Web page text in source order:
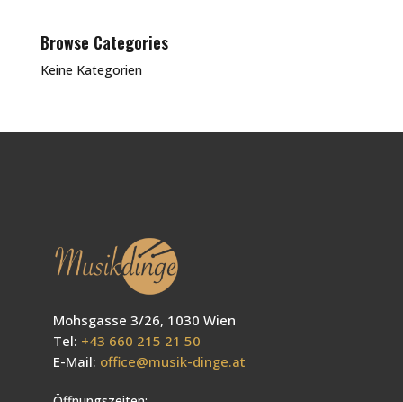
Browse Categories
Keine Kategorien
Mohsgasse 3/26, 1030 Wien
Tel: +43 660 215 21 50
E-Mail: office@musik-dinge.at